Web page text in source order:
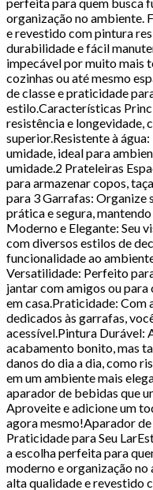
organização no ambiente.
e revestido com pintura
durabilidade e fácil
impecável por muito mais
cozinhas ou até mesmo
de classe e praticidade
estilo.Características
resistência e longevidade,
superior.Resistente à
umidade, ideal para
umidade.2 Prateleiras
para armazenar copos,
para 3 Garrafas: Organize
prática e segura,
Moderno e Elegante: Seu
com diversos estilos de
funcionalidade ao
Versatilidade: Perfeito
jantar com amigos ou
em casa.Praticidade: Com
dedicados às garrafas,
acessível.Pintura Durável:
acabamento bonito, mas
danos do dia a dia, como
em um ambiente mais
aparador de bebidas que
Aproveite e adicione um
agora mesmo!Aparador
Praticidade para Seu
a escolha perfeita para
moderno e organização
alta qualidade e revestido